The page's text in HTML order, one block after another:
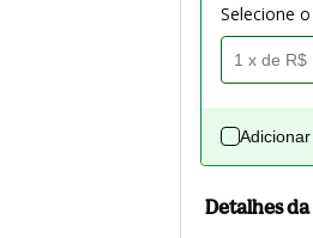
Selecione
Detalhes